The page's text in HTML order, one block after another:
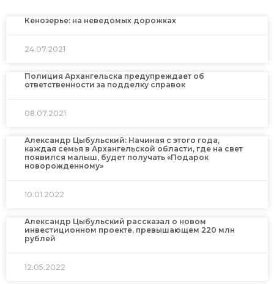
Кенозерье: на неведомых дорожках
24.07.2021
Полиция Архангельска предупреждает об
ответственности за подделку справок
08.07.2021
Александр Цыбульский: Начиная с этого года,
каждая семья в Архангельской области, где на свет
появился малыш, будет получать «Подарок
новорожденному»
10.01.2022
Александр Цыбульский рассказал о новом
инвестиционном проекте, превышающем 220 млн
рублей
12.05.2022